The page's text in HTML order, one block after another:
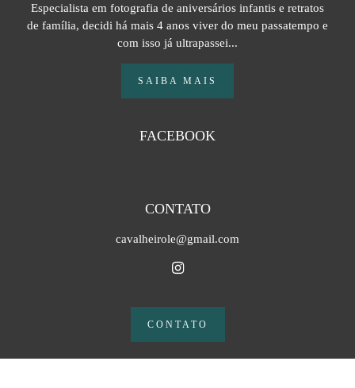
Especialista em fotografia de aniversários infantis e retratos
de família, decidi há mais 4 anos viver do meu passatempo e
com isso já ultrapassei...
SAIBA MAIS
FACEBOOK
CONTATO
cavalheirole@gmail.com
CONTATO